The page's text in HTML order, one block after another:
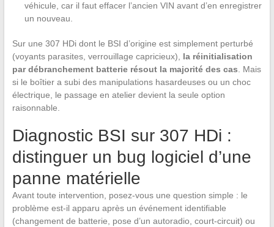
véhicule, car il faut effacer l’ancien VIN avant d’en enregistrer
un nouveau.
Sur une 307 HDi dont le BSI d’origine est simplement perturbé
(voyants parasites, verrouillage capricieux), la réinitialisation
par débranchement batterie résout la majorité des cas. Mais
si le boîtier a subi des manipulations hasardeuses ou un choc
électrique, le passage en atelier devient la seule option
raisonnable.
Diagnostic BSI sur 307 HDi :
distinguer un bug logiciel d’une
panne matérielle
Avant toute intervention, posez-vous une question simple : le
problème est-il apparu après un événement identifiable
(changement de batterie, pose d’un autoradio, court-circuit) ou